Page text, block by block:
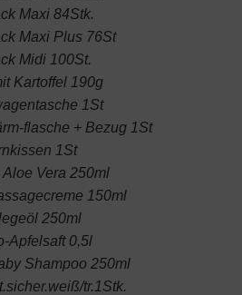
Maxi 84Stk.
Maxi Plus 76St
Midi 100St.
Kartoffel 190g
1St
flasche + Bezug 1St
1St
Vera 250ml
150ml
250ml
Apfelsaft 0,5l
Shampoo 250ml
tr.1Stk.